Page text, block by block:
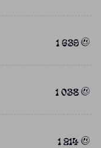
1 639
1 038
1 214